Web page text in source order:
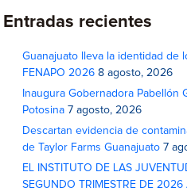
Entradas recientes
Guanajuato lleva la identidad de
FENAPO 2026 8 agosto, 2026
Inaugura Gobernadora Pabellón
Potosina 7 agosto, 2026
Descartan evidencia de
de Taylor Farms Guanajuato 7
EL INSTITUTO DE LAS
SEGUNDO TRIMESTRE DE